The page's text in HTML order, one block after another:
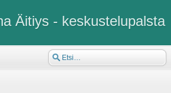
Äitiys - keskustelupalsta